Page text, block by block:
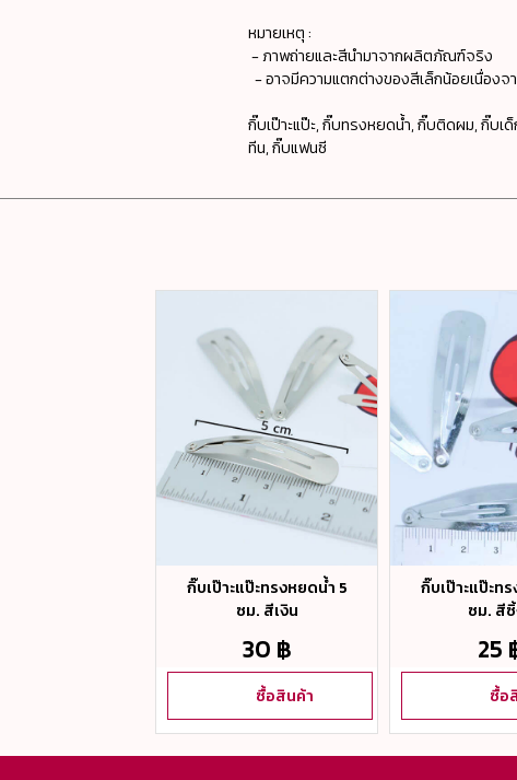
หมายเหตุ :
- ภาพถ่ายและสีนำมาจากผลิตภัณฑ์จริง
- อาจมีความแตกต่างของสีเล็กน้อยเนื่อง
กิ๊บเป๊าะแป๊ะ, กิ๊บทรงหยดน้ำ, กิ๊บติดผม, กิ๊บ
ทีน, กิ๊บแฟนซี
กิ๊บเป๊าะแป๊ะทรงหยดน้ำ 5
ซม. สีเงิน
30 ฿
ซื้อสินค้า
กิ๊บเป๊าะแป๊ะท
ซม. สี
25
ซื้อ